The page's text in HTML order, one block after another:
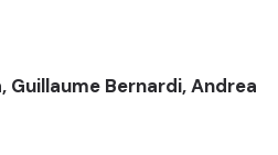
Bernardi, Andrea